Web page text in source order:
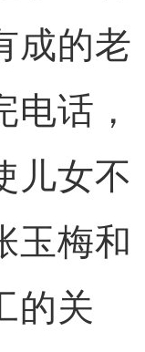
成的老
话，
儿女不
玉梅和
的关